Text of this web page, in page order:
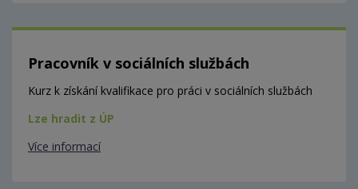
Pracovník v sociálních službách
Kurz k získání kvalifikace pro práci v sociálních službách
Lze hradit z ÚP
Více informací